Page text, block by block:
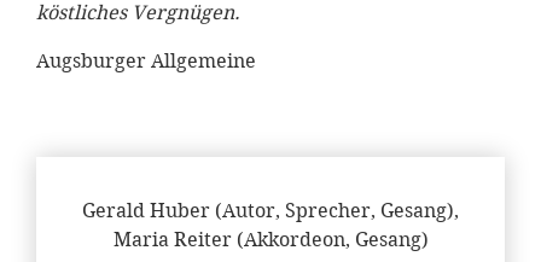
köstliches Vergnügen.
Augsburger Allgemeine
Gerald Huber (Autor, Sprecher, Gesang),
Maria Reiter (Akkordeon, Gesang)